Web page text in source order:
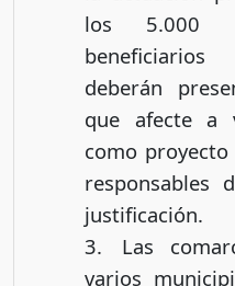
los 5.000
beneficiarios
deberán
que afecte a
como
responsables
justificación.
3. Las
varios